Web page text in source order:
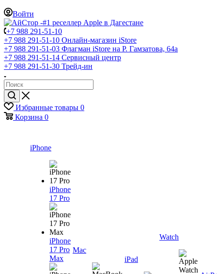
Войти
+7 988 291-51-10
+7 988 291-51-10 Онлайн-магазин iStore
+7 988 291-51-03 Флагман iStore на Р. Гамзатова, 64а
+7 988 291-51-14 Сервисный центр
+7 988 291-51-30 Трейд-ин
Избранные товары 0
Корзина 0
iPhone
iPhone
17 Pro
iPhone
17 Pro
Max
Mac
iPad
Watch